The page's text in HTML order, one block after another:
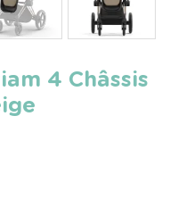
4 Châssis